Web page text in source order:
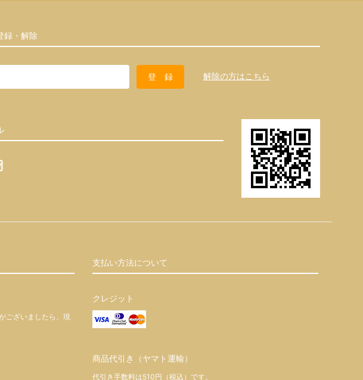
録・解除
解除の方はこちら
ございましたら、現
支払い方法について
クレジット
商品代引き（ヤマト運輸）
代引き手数料は510円（税込）です。